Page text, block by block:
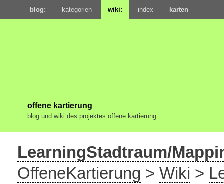
blog: kategorien wiki: index karten
offene kartierung
blog und wiki des projektes offene kartierung
LearningStadtraum/
OffeneKartierung > Wiki >